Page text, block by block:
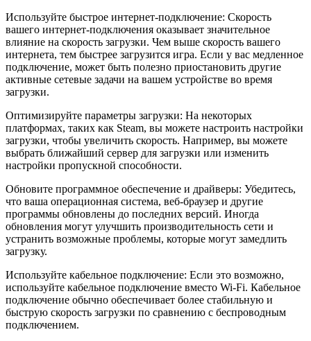
Используйте быстрое интернет-подключение: Скорость
вашего интернет-подключения оказывает значительное
влияние на скорость загрузки. Чем выше скорость вашего
интернета, тем быстрее загрузится игра. Если у вас медленное
подключение, может быть полезно приостановить другие
активные сетевые задачи на вашем устройстве во время
загрузки.
Оптимизируйте параметры загрузки: На некоторых
платформах, таких как Steam, вы можете настроить настройки
загрузки, чтобы увеличить скорость. Например, вы можете
выбрать ближайший сервер для загрузки или изменить
настройки пропускной способности.
Обновите программное обеспечение и драйверы: Убедитесь,
что ваша операционная система, веб-браузер и другие
программы обновлены до последних версий. Иногда
обновления могут улучшить производительность сети и
устранить возможные проблемы, которые могут замедлить
загрузку.
Используйте кабельное подключение: Если это возможно,
используйте кабельное подключение вместо Wi-Fi. Кабельное
подключение обычно обеспечивает более стабильную и
быструю скорость загрузки по сравнению с беспроводным
подключением.